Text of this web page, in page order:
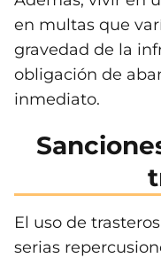
en multas que
gravedad de la
obligación de
inmediato.
El uso de
serias